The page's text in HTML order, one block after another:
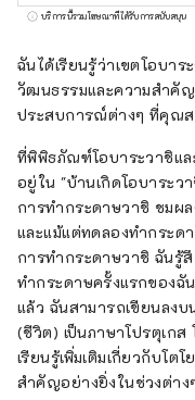
ทรัพยากร
ใบไม้เปลี่
ดอกไม้ไ
ในเขต
Toyota ซึ่
ร่วมสมัย”.
แห่งรถยน
ทรัพยากร
ท่องเที่ยว
หลายครั้งตลอดทั้งปี เ
เป็นเมือง
ไปในอนา
เสน่ห์ของ
เที่ยว แล
บริการนี้รวมโฆษณาที่ได้รับการสนับสนุน
ฉันได้เรียนรู้ว่าเขตโอบาร
วัฒนธรรมและความสำคัญ
ประสบการณ์ต่างๆ ที่คุณส
ที่พิพิธภัณฑ์โอบาระวาชิแ
อยู่ใน "บ้านเกิดโอบาระว
การทำกระดาษวาชิ ชมผ
และแม้แต่ทดลองทำกระด
การทำกระดาษวาชิ ฉันรู้
ทำกระดาษครั้งแรกของฉั
แล้ว ฉันสามารถเขียนลง
(ชีวิต) เป็นภาษาโปรตุเก
เรียนรู้เพิ่มเติมเกี่ยวกับโ
สำคัญอย่างยิ่งในช่วงต่าง